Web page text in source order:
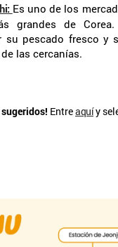
: Es uno de los
grandes de
su pescado fresco y
las cercanías.
Entreaquíy